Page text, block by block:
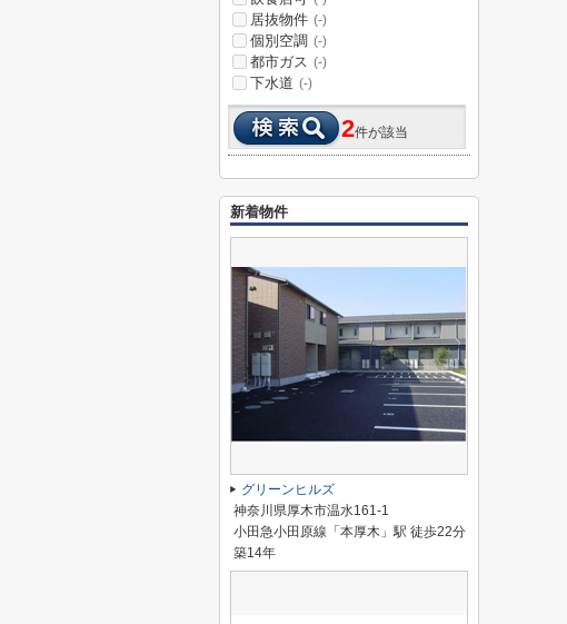
居抜物件 (-)
個別空調 (-)
都市ガス (-)
下水道 (-)
2件が該当
新着物件
グリーンヒルズ
神奈川県厚木市温水161-1
小田急小田原線「本厚木」駅 徒歩22分
築14年